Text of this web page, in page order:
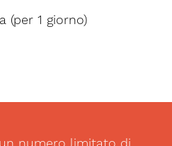
(per 1 giorno)